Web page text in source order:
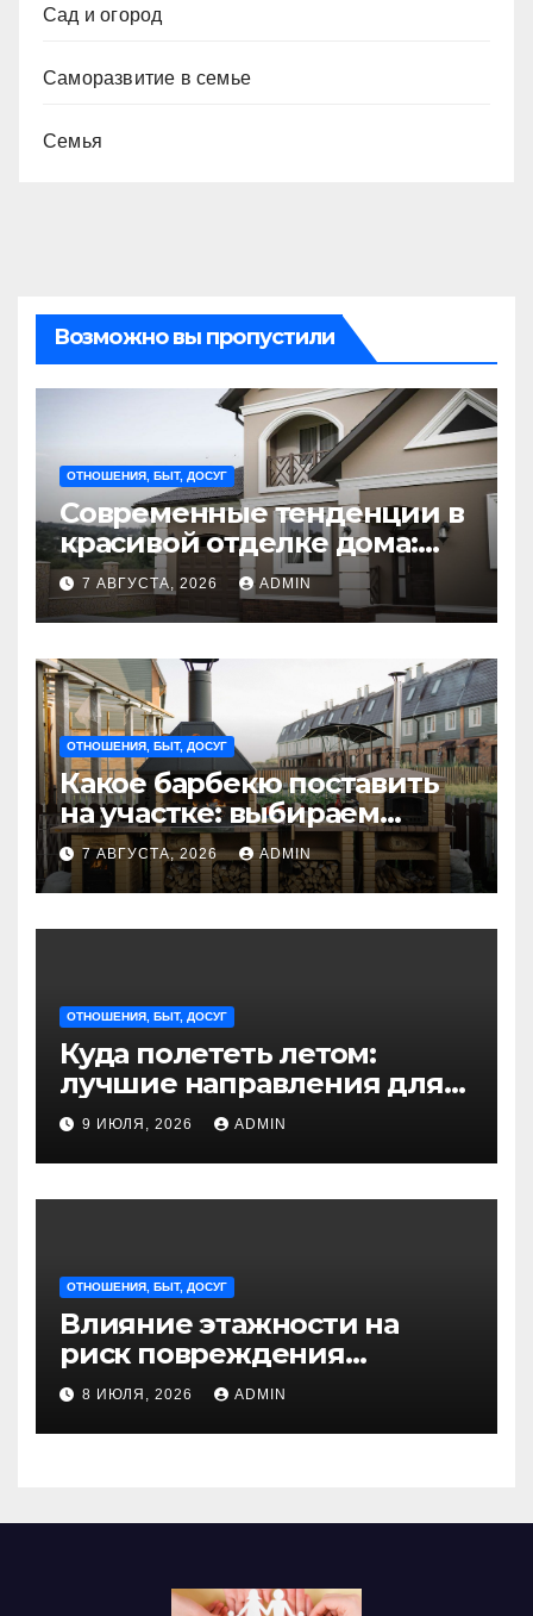
Сад и огород
Саморазвитие в семье
Семья
Возможно вы пропустили
ОТНОШЕНИЯ, БЫТ, ДОСУГ
Современные тенденции в
красивой отделке дома:
стильные решения для
интерьера и экстерьера
7 АВГУСТА, 2026 ADMIN
ОТНОШЕНИЯ, БЫТ, ДОСУГ
Какое барбекю поставить
на участке: выбираем
идеальное решение для
отдыха на природе
7 АВГУСТА, 2026 ADMIN
ОТНОШЕНИЯ, БЫТ, ДОСУГ
Куда полететь летом:
лучшие направления для
отдыха из Санкт-
Петербурга
9 ИЮЛЯ, 2026 ADMIN
ОТНОШЕНИЯ, БЫТ, ДОСУГ
Влияние этажности на
риск повреждения
недвижимости
8 ИЮЛЯ, 2026 ADMIN